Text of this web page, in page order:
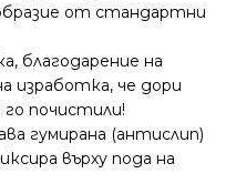
от стандартни
благодарение на
изработка, че дори
почистили!
гумирана (антислип)
върху пода на